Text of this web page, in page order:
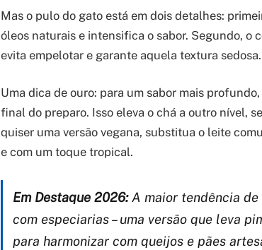
Mas o pulo do gato está em dois detalhes:
óleos naturais e intensifica o sabor. Segundo, o
evita empelotar e garante aquela textura sedosa.
Uma dica de ouro: para um sabor mais
final do preparo. Isso eleva o chá a outro nível,
quiser uma versão vegana, substitua o leite
e com um toque tropical.
Em Destaque 2026:A maior tendência de
com especiarias – uma versão que leva
para harmonizar com queijos e pães